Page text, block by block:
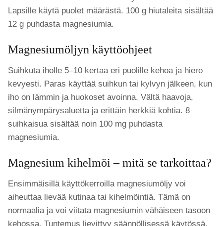
Lapsille käytä puolet määrästä. 100 g hiutaleita sisältää
12 g puhdasta magnesiumia.
Magnesiumöljyn käyttöohjeet
Suihkuta iholle 5–10 kertaa eri puolille kehoa ja hiero
kevyesti. Paras käyttää suihkun tai kylvyn jälkeen, kun
iho on lämmin ja huokoset avoinna. Vältä haavoja,
silmänympärysaluetta ja erittäin herkkiä kohtia. 8
suihkaisua sisältää noin 100 mg puhdasta
magnesiumia.
Magnesium kihelmöi – mitä se tarkoittaa?
Ensimmäisillä käyttökerroilla magnesiumöljy voi
aiheuttaa lievää kutinaa tai kihelmöintiä. Tämä on
normaalia ja voi viitata magnesiumin vähäiseen tasoon
kehossa. Tuntemus lievittyy säännöllisessä käytössä.